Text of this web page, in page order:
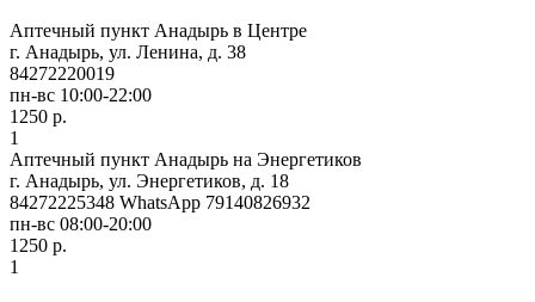
Аптечный пункт Анадырь в Центре
г. Анадырь, ул. Ленина, д. 38
84272220019
пн-вс 10:00-22:00
1250 р.
1
Аптечный пункт Анадырь на Энергетиков
г. Анадырь, ул. Энергетиков, д. 18
84272225348 WhatsApp 79140826932
пн-вс 08:00-20:00
1250 р.
1